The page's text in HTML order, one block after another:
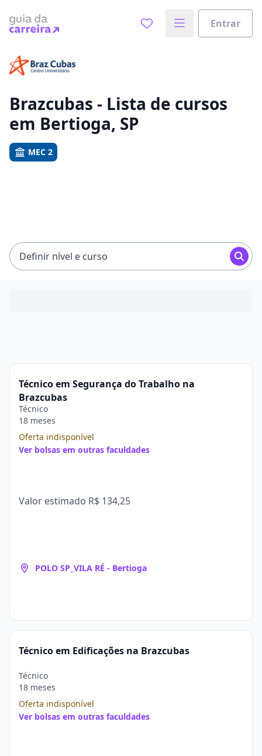
Entrar
Vamos te guiar no caminho ideal para seus estudos
Sim, já sei
Brazcubas - Lista de cursos
em Bertioga, SP
MEC 2
Definir nível e curso
Técnico em Segurança do Trabalho na
Brazcubas
Técnico
18 meses
Oferta indisponível
Ver bolsas em outras faculdades
Valor estimado R$ 134,25
POLO SP_VILA RÉ - Bertioga
Técnico em Edificações na Brazcubas
Técnico
18 meses
Oferta indisponível
Ver bolsas em outras faculdades